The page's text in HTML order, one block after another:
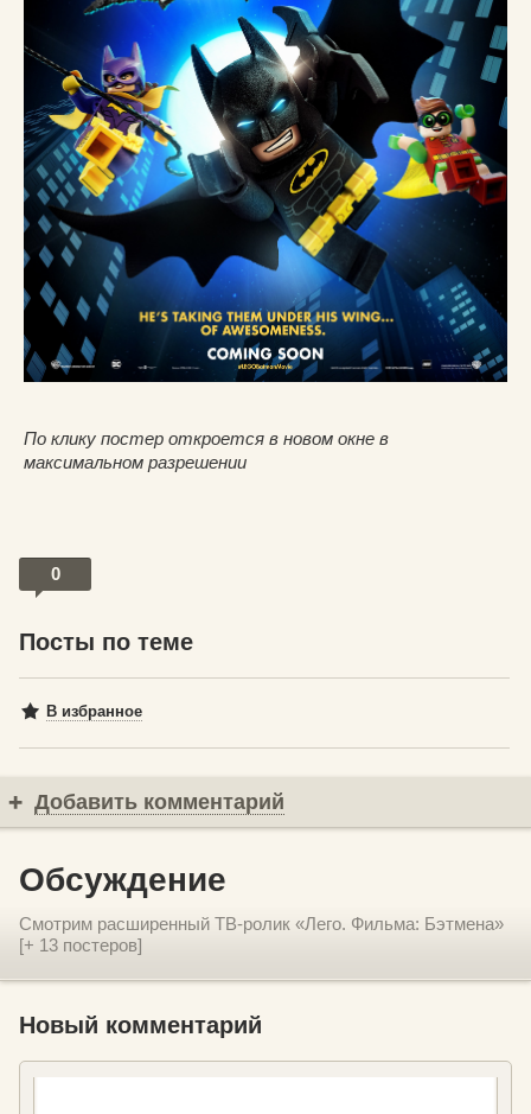
По клику постер откроется в новом окне в
максимальном разрешении
0
Посты по теме
В избранное
Добавить комментарий
Обсуждение
Смотрим расширенный ТВ-ролик «Лего. Фильма: Бэтмена»
[+ 13 постеров]
Новый комментарий